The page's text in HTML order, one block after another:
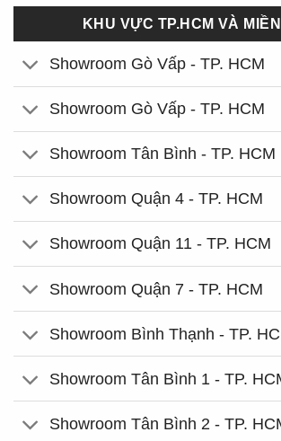
KHU VỰC TP.HCM VÀ
Showroom Gò Vấp - TP. HCM
Showroom Gò Vấp - TP. HCM
Showroom Tân Bình - TP. HCM
Showroom Quận 4 - TP. HCM
Showroom Quận 11 - TP. HCM
Showroom Quận 7 - TP. HCM
Showroom Bình Thạnh - TP.
Showroom Tân Bình 1 - TP.
Showroom Tân Bình 2 - TP.